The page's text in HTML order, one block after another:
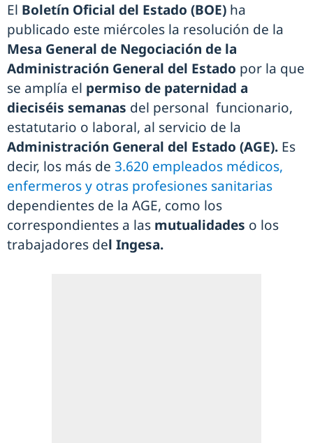
El Boletín Oficial del Estado (BOE) ha
publicado este miércoles la resolución de la
Mesa General de Negociación de la
Administración General del Estado por la que
se amplía el permiso de paternidad a
dieciséis semanas del personal funcionario,
estatutario o laboral, al servicio de la
Administración General del Estado (AGE). Es
decir, los más de 3.620 empleados médicos,
enfermeros y otras profesiones sanitarias
dependientes de la AGE, como los
correspondientes a las mutualidades o los
trabajadores del Ingesa.